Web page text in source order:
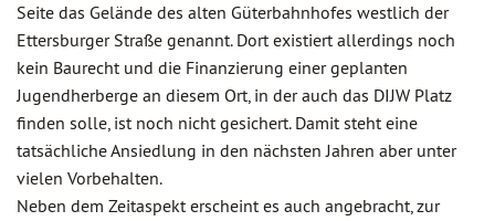
Seite das Gelände des alten Güterbahnhofes westlich der
Ettersburger Straße genannt. Dort existiert allerdings noch
kein Baurecht und die Finanzierung einer geplanten
Jugendherberge an diesem Ort, in der auch das DIJW Platz
finden solle, ist noch nicht gesichert. Damit steht eine
tatsächliche Ansiedlung in den nächsten Jahren aber unter
vielen Vorbehalten.
Neben dem Zeitaspekt erscheint es auch angebracht, zur